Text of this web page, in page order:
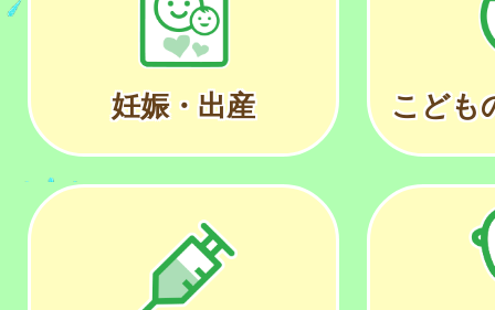
妊娠・出産 こども